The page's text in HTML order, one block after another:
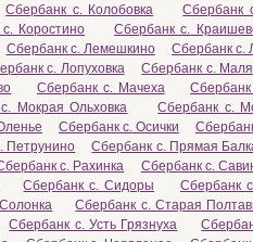
Сбербанк с. Колобовка
Сбербанк
Коростино
Сбербанк с.
Сбербанк с. Лемешкино
Сбербанк с.
с. Лопуховка
Сбербанк с.
Сбербанк с. Мачеха
Мокрая Ольховка
Сбербанк с.
Сбербанк с. Осички
Петрунино
Сбербанк с. Прямая
с. Рахинка
Сбербанк с.
Сбербанк с. Сидоры
Сбербанк
Сбербанк с. Старая
Сбербанк с. Усть Грязнуха